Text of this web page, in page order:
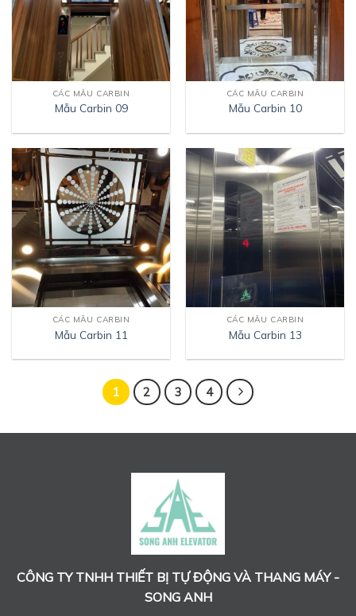
CÁC MẪU CARBIN
Mẫu Carbin 09
CÁC MẪU CARBIN
Mẫu Carbin 10
CÁC MẪU CARBIN
Mẫu Carbin 11
CÁC MẪU CARBIN
Mẫu Carbin 13
1 2 3 4
CÔNG TY TNHH THIẾT BỊ TỰ ĐỘNG VÀ THANG MÁY -
SONG ANH